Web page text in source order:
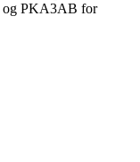
og PKA3AB for